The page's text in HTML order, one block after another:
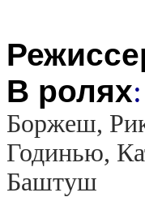
В ролях:
Боржеш,
Годинью,
Баштуш